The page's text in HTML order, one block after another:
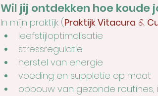
Wil jij ontdekken hoe koude
In mijn praktijk (Praktijk Vitacura &
leefstijloptimalisatie
stressregulatie
herstel van energie
voeding en suppletie op maat
opbouw van gezonde routines,